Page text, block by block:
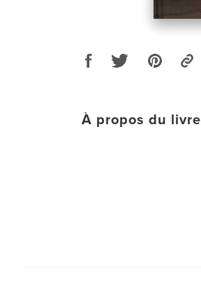
À propos du livre